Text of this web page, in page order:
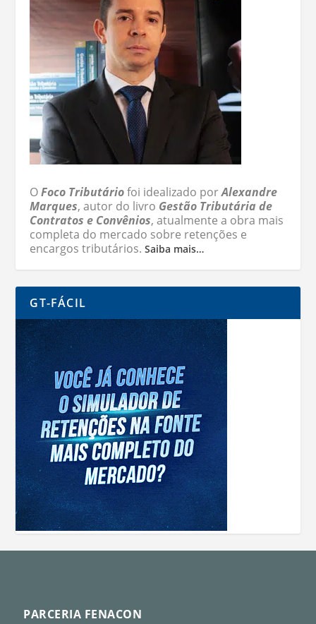
OFoco Tributáriofoi idealizado porAlexandre
Marques, autor do livro Gestão Tributária de
Contratos e Convênios, atualmente a obra mais
completa do mercado sobre retenções e
encargos tributários.Saiba mais…
GT-FÁCIL
PARCERIA FENACON